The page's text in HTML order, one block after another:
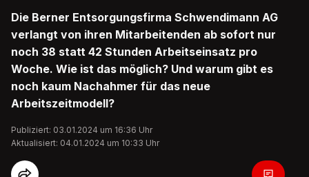
Die Berner Entsorgungsfirma Schwendimann AG
verlangt von ihren Mitarbeitenden ab sofort nur
noch 38 statt 42 Stunden Arbeitseinsatz pro
Woche. Wie ist das möglich? Und warum gibt es
noch kaum Nachahmer für das neue
Arbeitszeitmodell?
Publiziert: 03.01.2024 um 16:36 Uhr
Aktualisiert: 04.01.2024 um 10:33 Uhr